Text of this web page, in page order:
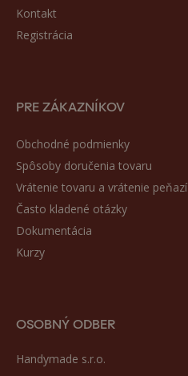
Kontakt
Registrácia
PRE ZÁKAZNÍKOV
Obchodné podmienky
Spôsoby doručenia tovaru
Vrátenie tovaru a vrátenie peňazí
Často kladené otázky
Dokumentácia
Kurzy
OSOBNÝ ODBER
Handymade s.r.o.